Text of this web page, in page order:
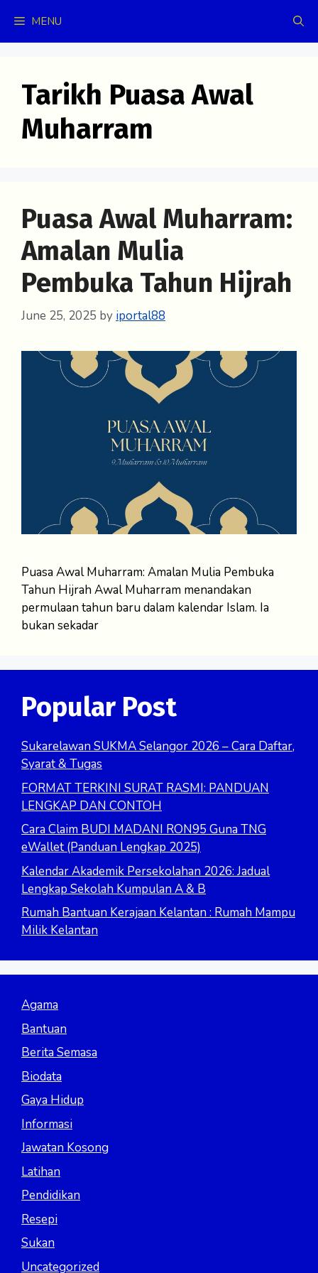
content
MENU
Tarikh Puasa Awal
Muharram
Puasa Awal Muharram:
Amalan Mulia
Pembuka Tahun Hijrah
June 25, 2025 by iportal88
Puasa Awal Muharram: Amalan Mulia Pembuka
Tahun Hijrah Awal Muharram menandakan
permulaan tahun baru dalam kalendar Islam. Ia
bukan sekadar
Popular Post
Sukarelawan SUKMA Selangor 2026 – Cara Daftar,
Syarat & Tugas
FORMAT TERKINI SURAT RASMI: PANDUAN
LENGKAP DAN CONTOH
Cara Claim BUDI MADANI RON95 Guna TNG
eWallet (Panduan Lengkap 2025)
Kalendar Akademik Persekolahan 2026: Jadual
Lengkap Sekolah Kumpulan A & B
Rumah Bantuan Kerajaan Kelantan : Rumah Mampu
Milik Kelantan
Agama
Bantuan
Berita Semasa
Biodata
Gaya Hidup
Informasi
Jawatan Kosong
Latihan
Pendidikan
Resepi
Sukan
Uncategorized